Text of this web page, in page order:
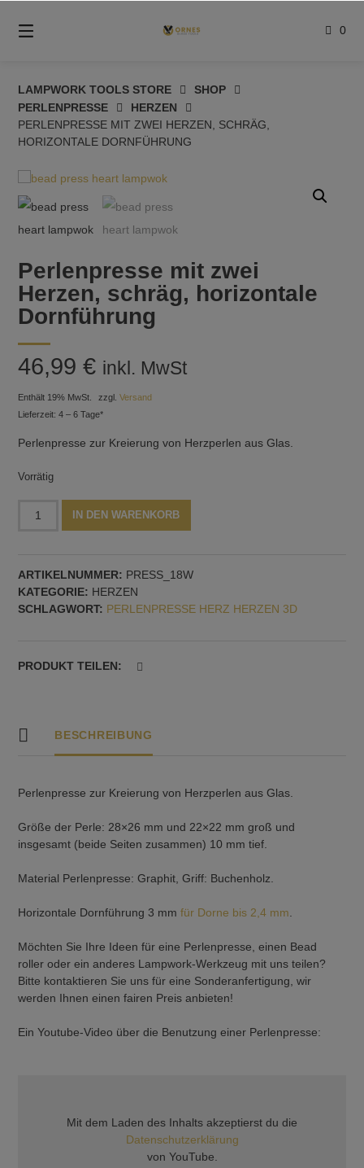
zum
Inhalt
0
LAMPWORK TOOLS STORE
SHOP
PERLENPRESSE
HERZEN
PERLENPRESSE MIT ZWEI HERZEN, SCHRÄG,
HORIZONTALE DORNFÜHRUNG
Perlenpresse mit zwei
Herzen, schräg, horizontale
Dornführung
46,99€ inkl. MwSt
Enthält 19% MwSt. zzgl.Versand
Lieferzeit: 4 – 6 Tage*
Perlenpresse zur Kreierung von Herzperlen aus Glas.
Vorrätig
schräg,
horizontale
Dornführung
IN DEN WARENKORB
ARTIKELNUMMER: PRESS_18W
KATEGORIE: HERZEN
SCHLAGWORT: PERLENPRESSE HERZ HERZEN 3D
PRODUKT TEILEN:
BESCHREIBUNG
Perlenpresse zur Kreierung von Herzperlen aus Glas.
Größe der Perle: 28×26 mm und 22×22 mm groß und
insgesamt (beide Seiten zusammen) 10 mm tief.
Material Perlenpresse: Graphit, Griff: Buchenholz.
Horizontale Dornführung 3 mmfür Dorne bis 2,4 mm
Möchten Sie Ihre Ideen für eine Perlenpresse, einen Bead
roller oder ein anderes Lampwork-Werkzeug mit uns teilen?
Bitte kontaktieren Sie uns für eine Sonderanfertigung, wir
werden Ihnen einen fairen Preis anbieten!
Ein Youtube-Video über die Benutzung einer Perlenpresse:
Mit dem Laden des Inhalts akzeptierst du die
Datenschutzerklärung
von YouTube.